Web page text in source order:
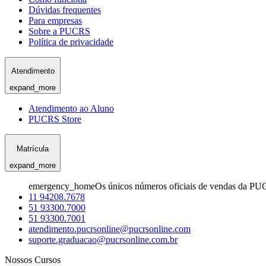
Dúvidas frequentes
Para empresas
Sobre a PUCRS
Política de privacidade
Atendimento
expand_more
Atendimento ao Aluno
PUCRS Store
Matrícula
expand_more
emergency_homeOs únicos números oficiais de vendas da
11 94208.7678
51 93300.7000
51 93300.7001
atendimento.pucrsonline@pucrsonline.com
suporte.graduacao@pucrsonline.com.br
Nossos Cursos